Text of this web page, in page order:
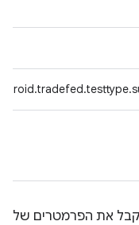
את הפרמטרים של